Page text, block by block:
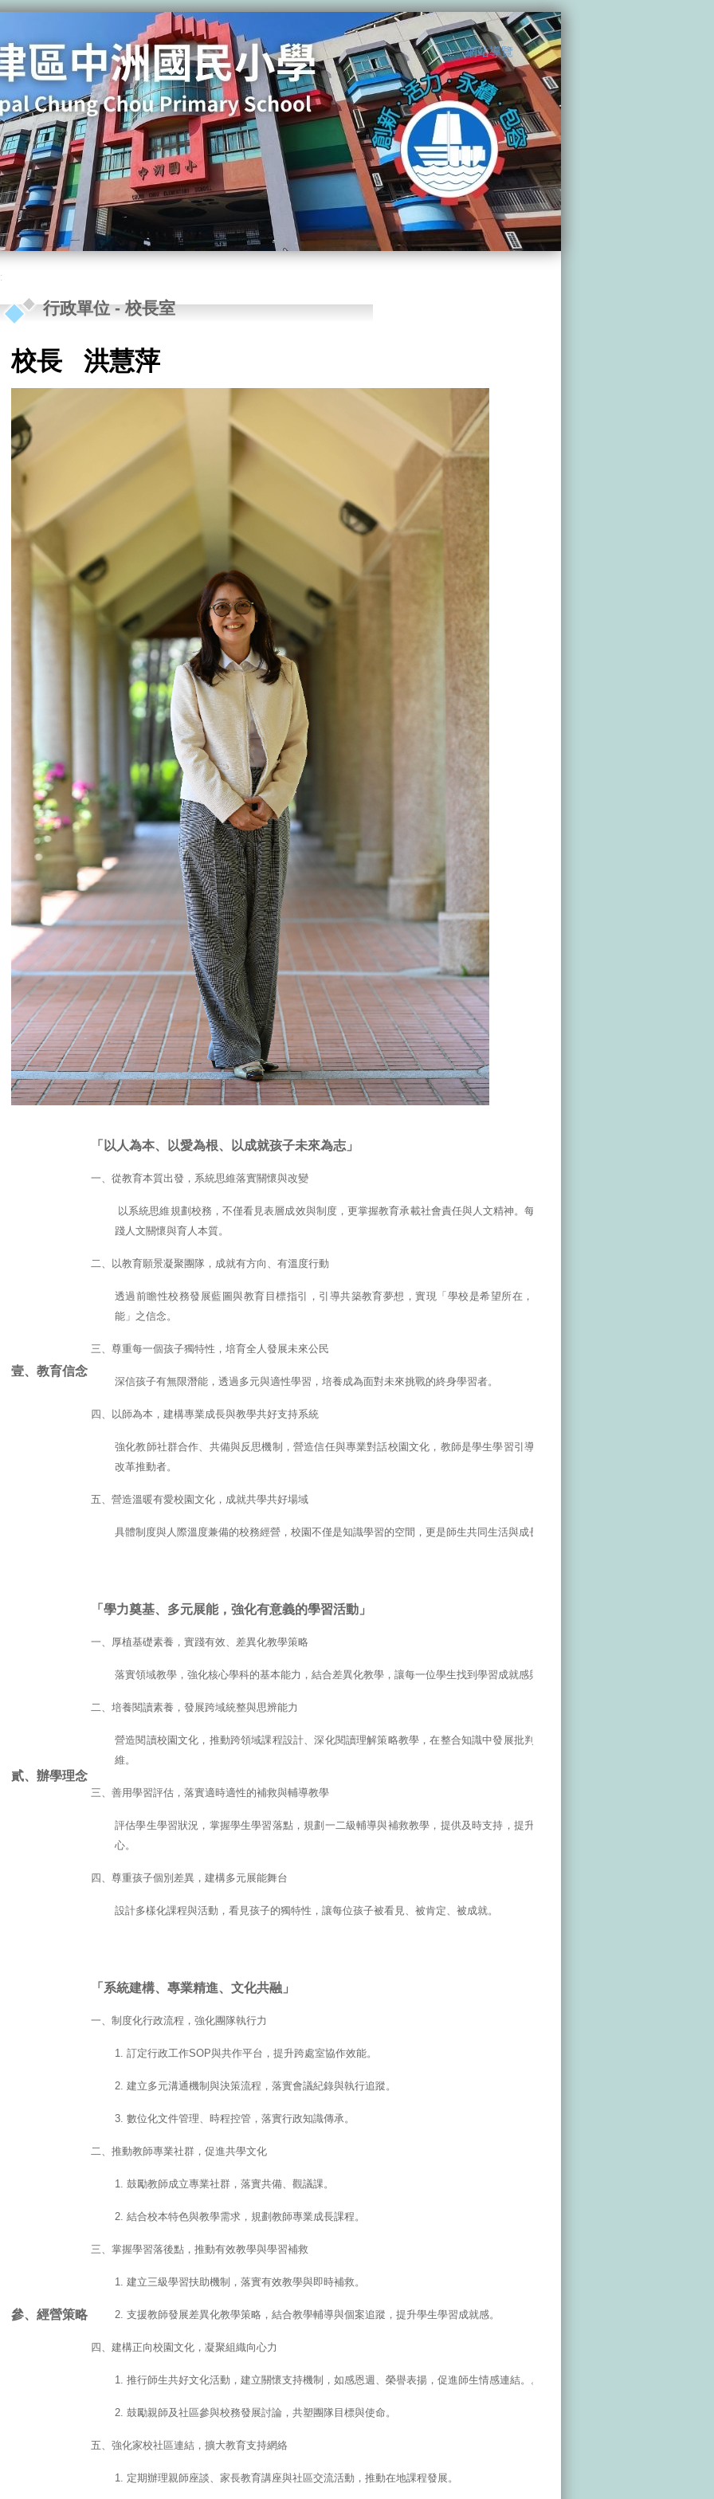
::: 網站導覽
行政單位-校長室
校長 洪慧萍
壹、教育信念
「以人為本、以愛為根、以成就孩子未來為志」
一、從教育本質出發，系統思維落實關懷與改變
以系統思維規劃校務，不僅看見表層成效與制度，更掌握教育承載社會責任與人文精神。每一項工作都實
踐人文關懷與育人本質。
二、以教育願景凝聚團隊，成就有方向、有溫度行動
透過前瞻性校務發展藍圖與教育目標指引，引導共築教育夢想，實現「學校是希望所在，孩子是未來可
能」之信念。
三、尊重每一個孩子獨特性，培育全人發展未來公民
深信孩子有無限潛能，透過多元與適性學習，培養成為面對未來挑戰的終身學習者。
四、以師為本，建構專業成長與教學共好支持系統
強化教師社群合作、共備與反思機制，營造信任與專業對話校園文化，教師是學生學習引導者，也是教育
改革推動者。
五、營造溫暖有愛校園文化，成就共學共好場域
具體制度與人際溫度兼備的校務經營，校園不僅是知識學習的空間，更是師生共同生活與成長的社群。
貳、辦學理念
「學力奠基、多元展能，強化有意義的學習活動」
一、厚植基礎素養，實踐有效、差異化教學策略
落實領域教學，強化核心學科的基本能力，結合差異化教學，讓每一位學生找到學習成就感與自信心。
二、培養閱讀素養，發展跨域統整與思辨能力
營造閱讀校園文化，推動跨領域課程設計、深化閱讀理解策略教學，在整合知識中發展批判性與創造性思
維。
三、善用學習評估，落實適時適性的補救與輔導教學
評估學生學習狀況，掌握學生學習落點，規劃一二級輔導與補救教學，提供及時支持，提升學習效能與信
心。
四、尊重孩子個別差異，建構多元展能舞台
設計多樣化課程與活動，看見孩子的獨特性，讓每位孩子被看見、被肯定、被成就。
參、經營策略
「系統建構、專業精進、文化共融」
一、制度化行政流程，強化團隊執行力
1. 訂定行政工作SOP與共作平台，提升跨處室協作效能。
2. 建立多元溝通機制與決策流程，落實會議紀錄與執行追蹤。
3. 數位化文件管理、時程控管，落實行政知識傳承。
二、推動教師專業社群，促進共學文化
1. 鼓勵教師成立專業社群，落實共備、觀議課。
2. 結合校本特色與教學需求，規劃教師專業成長課程。
三、掌握學習落後點，推動有效教學與學習補救
1. 建立三級學習扶助機制，落實有效教學與即時補救。
2. 支援教師發展差異化教學策略，結合教學輔導與個案追蹤，提升學生學習成就感。
四、建構正向校園文化，凝聚組織向心力
1. 推行師生共好文化活動，建立關懷支持機制，如感恩週、榮譽表揚，促進師生情感連結。。
2. 鼓勵親師及社區參與校務發展討論，共塑團隊目標與使命。
五、強化家校社區連結，擴大教育支持網絡
1. 定期辦理親師座談、家長教育講座與社區交流活動，推動在地課程發展。